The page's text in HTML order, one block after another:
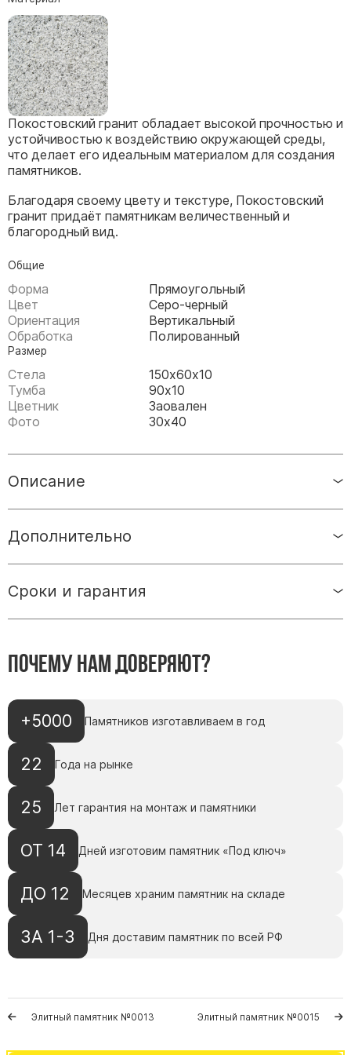
Скульптуры, барельефы и бюсты из бронзы
Памятники с фотокерамикой
Памятники младенцу
Памятники двойные
Памятники маме
Памятники мужчине
Памятники дедушке
Памятники отцу
Памятники парню
Памятники сыну
Памятники индивидуальные
Памятники классические
Памятники книга
Памятники прямоугольные
Памятники современные
Памятники с лебедями
Хачкары
Памятники в форме скалы
Мемориальные доски
Покостовский гранит обладает высокой прочностью и
устойчивостью к воздействию окружающей среды,
что делает его идеальным материалом для создания
памятников.
Благодаря своему цвету и текстуре, Покостовский
гранит придаёт памятникам величественный и
благородный вид.
Общие
Форма
Прямоугольный
Цвет
Серо-черный
Ориентация
Вертикальный
Обработка
Полированный
Размер
Стела
150х60х10
Тумба
90х10
Цветник
Заовален
Фото
30х40
Описание
Дополнительно
Сроки и гарантия
Почему нам доверяют?
+5000 Памятников изготавливаем в год
22 Года на рынке
25 Лет гарантия на монтаж и памятники
ОТ 14 Дней изготовим памятник «Под ключ»
ДО 12 Месяцев храним памятник на складе
ЗА 1-3 Дня доставим памятник по всей РФ
Элитный памятник №0013 Элитный памятник №0015